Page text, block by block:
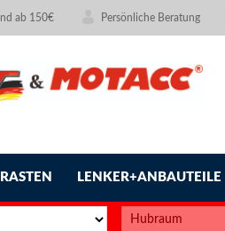
ab 150€ Persönliche Beratung
LENKER+ANBAUTEILE